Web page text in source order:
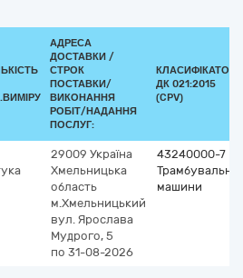
АДРЕСА
ДОСТАВКИ /
СТРОК
ПОСТАВКИ/
ВИКОНАННЯ
РОБІТ/НАДАННЯ
ПОСЛУГ:
КЛАСИФІКАТОР
ДК 021:2015
(CPV)
29009 Україна
Хмельницька
область
м.Хмельницький
вул. Ярослава
Мудрого, 5
по 31-08-2026
43240000-7
Трамбувальні
машини